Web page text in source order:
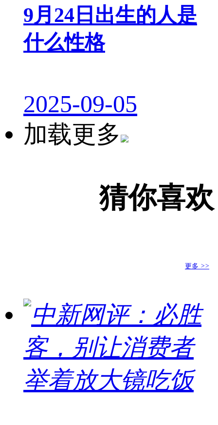
9月24日出生的人是
什么性格
2025-09-05
加载更多
猜你喜欢
更多 >>